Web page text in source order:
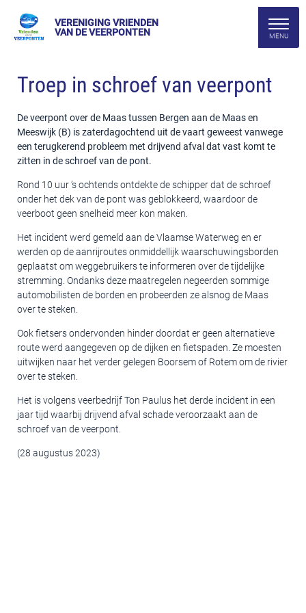
VERENIGING VRIENDEN
VAN DE VEERPONTEN
Troep in schroef van veerpont
De veerpont over de Maas tussen Bergen aan de Maas en
Meeswijk (B) is zaterdagochtend uit de vaart geweest vanwege
een terugkerend probleem met drijvend afval dat vast komt te
zitten in de schroef van de pont.
Rond 10 uur ’s ochtends ontdekte de schipper dat de schroef
onder het dek van de pont was geblokkeerd, waardoor de
veerboot geen snelheid meer kon maken.
Het incident werd gemeld aan de Vlaamse Waterweg en er
werden op de aanrijroutes onmiddellijk waarschuwingsborden
geplaatst om weggebruikers te informeren over de tijdelijke
stremming. Ondanks deze maatregelen negeerden sommige
automobilisten de borden en probeerden ze alsnog de Maas
over te steken.
Ook fietsers ondervonden hinder doordat er geen alternatieve
route werd aangegeven op de dijken en fietspaden. Ze moesten
uitwijken naar het verder gelegen Boorsem of Rotem om de rivier
over te steken.
Het is volgens veerbedrijf Ton Paulus het derde incident in een
jaar tijd waarbij drijvend afval schade veroorzaakt aan de
schroef van de veerpont.
(28 augustus 2023)